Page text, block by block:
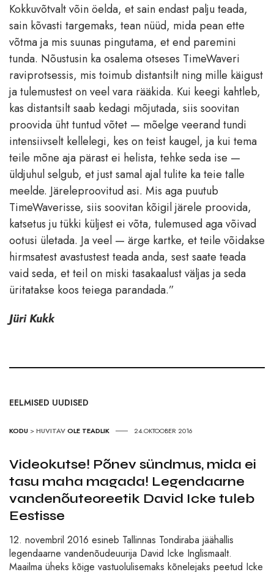
Kokkuvõtvalt võin öelda, et sain endast palju teada,
sain kõvasti targemaks, tean nüüd, mida pean ette
võtma ja mis suunas pingutama, et end paremini
tunda. Nõustusin ka osalema otseses TimeWaveri
raviprotsessis, mis toimub distantsilt ning mille käigust
ja tulemustest on veel vara rääkida. Kui keegi kahtleb,
kas distantsilt saab kedagi mõjutada, siis soovitan
proovida üht tuntud võtet — mõelge veerand tundi
intensiivselt kellelegi, kes on teist kaugel, ja kui tema
teile mõne aja pärast ei helista, tehke seda ise —
üldjuhul selgub, et just samal ajal tulite ka teie talle
meelde. Järeleproovitud asi. Mis aga puutub
TimeWaverisse, siis soovitan kõigil järele proovida,
katsetus ju tükki küljest ei võta, tulemused aga võivad
ootusi ületada. Ja veel — ärge kartke, et teile võidakse
hirmsatest avastustest teada anda, sest saate teada
vaid seda, et teil on miski tasakaalust väljas ja seda
üritatakse koos teiega parandada.”
Jüri Kukk
EELMISED UUDISED
KODU >HUVITAVOLE TEADLIK 24.OKTOOBER 2016
Videokutse! Põnev sündmus, mida ei
tasu maha magada! Legendaarne
vandenõuteoreetik David Icke tuleb
Eestisse
12. novembril 2016 esineb Tallinnas Tondiraba jäähallis
legendaarne vandenõudeuurija David Icke Inglismaalt.
Maailma üheks kõige vastuolulisemaks kõnelejaks peetud Icke